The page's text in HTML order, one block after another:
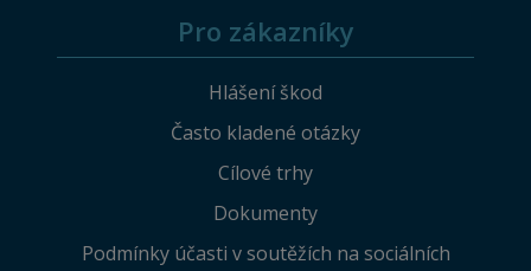
Pro zákazníky
Hlášení škod
Často kladené otázky
Cílové trhy
Dokumenty
Podmínky účasti v soutěžích na sociálních